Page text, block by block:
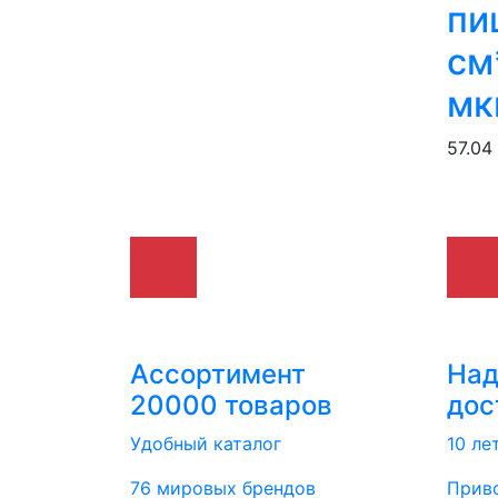
57.04
Ассортимент
20000 товаров
Удобный каталог
76 мировых брендов
10